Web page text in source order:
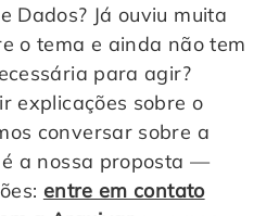
Dados? Já ouviu muita
o tema e ainda não tem
para agir?
explicações sobre o
conversar sobre a
é a nossa proposta —
entre em contato